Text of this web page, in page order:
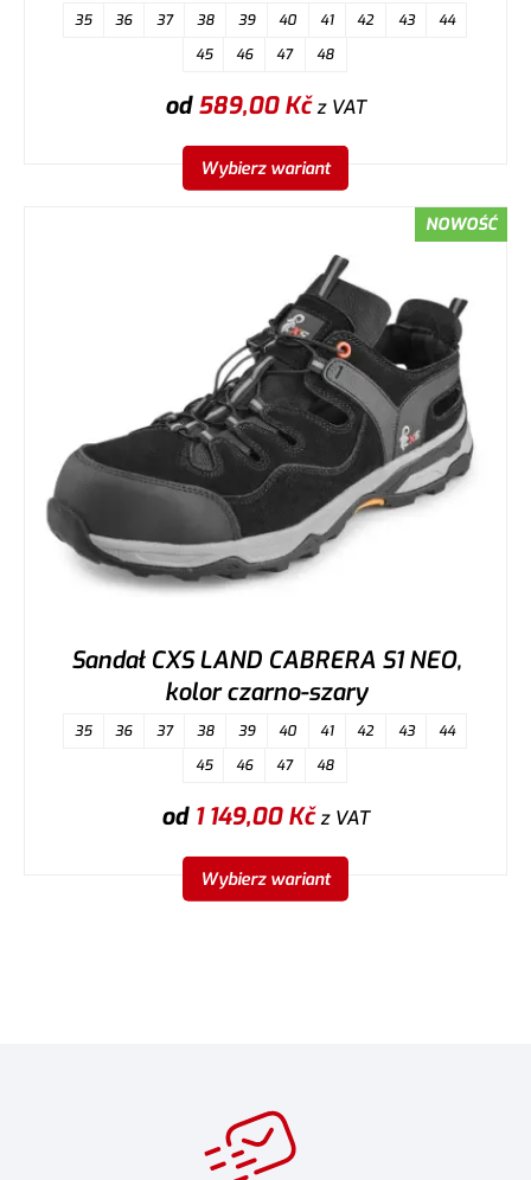
35 36 37 38 39 40 41 42 43
44
45
46 47 48
od589,00Kčz VAT
Wybierz wariant
NOWOŚĆ
Sandał CXS LAND CABRERA S1 NEO,
kolor czarno-szary
35 36 37 38 39 40 41 42 43
44
45
46 47 48
od 1 149,00Kčz VAT
Wybierz wariant